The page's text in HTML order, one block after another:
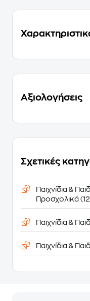
Αξιολογήσεις
Σχετικές
Παιχνίδια &
Προσχολικά
Παιχνίδια &
Παιχνίδια &